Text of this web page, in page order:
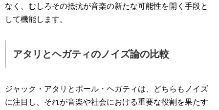
なく、むしろその抵抗が音楽の新たな可能性を開く手段と
して機能します​。
アタリとヘガティのノイズ論の比較
ジャック・アタリとポール・ヘガティは、どちらもノイズ
に注目し、それが音楽や社会における重要な役割を果たす